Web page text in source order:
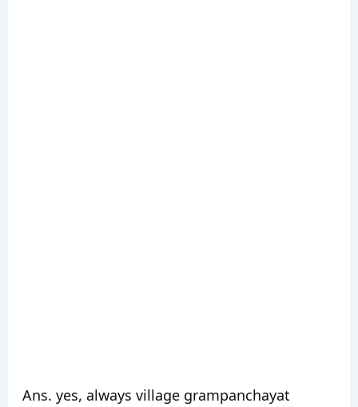
Ans. yes, always village grampanchayat